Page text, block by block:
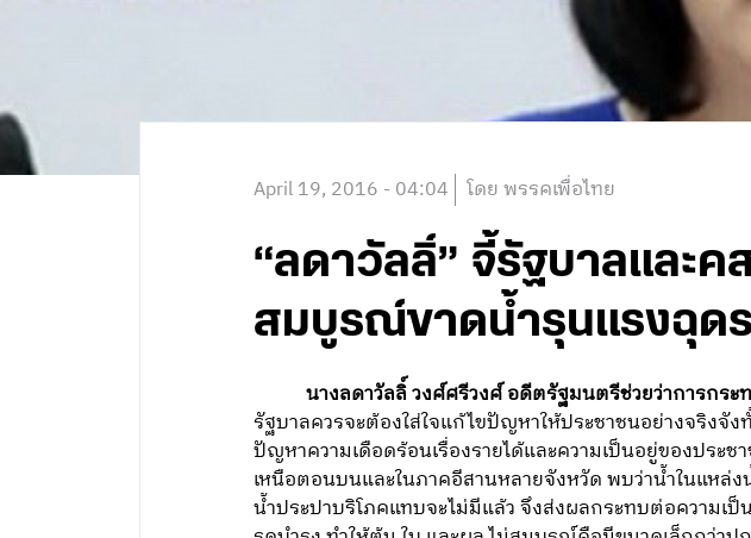
April 19, 2016 - 04:04 โดย พรรคเพื่อไทย
“ลดาวัลลิ์” จี้รัฐบาลและ
สมบูรณ์ขาดน้ำรุนแรงฉุด
นางลดาวัลลิ์ วงศ์ศรีวงศ์ อดีตรัฐมนตรีช่วยว่าการกระ
รัฐบาลควรจะต้องใส่ใจแก้ไขปัญหาให้ประชาชนอย่างจริงจั
ปัญหาความเดือดร้อนเรื่องรายได้และความเป็นอยู่ของประ
เหนือตอนบนและในภาคอีสานหลายจังหวัด พบว่าน้ำในแหล่
น้ำประปาบริโภคแทบจะไม่มีแล้ว จึงส่งผลกระทบต่อความเ